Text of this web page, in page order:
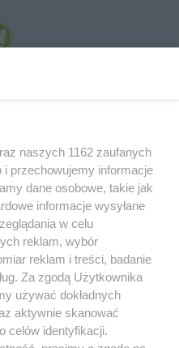
Serwis Informacyjny Miasta
HOSTING
RSS FACEBOOK KONTAKT
Muzyka i kultura
naszych 1162 zaufanych
przechowujemy informacje
dane osobowe, takie jak
informacje wysyłane
w celu
reklam, wybór
reklam i treści, badanie
Za zgodą Użytkownika
używać dokładnych
aktywnie skanować
celów identyfikacji.